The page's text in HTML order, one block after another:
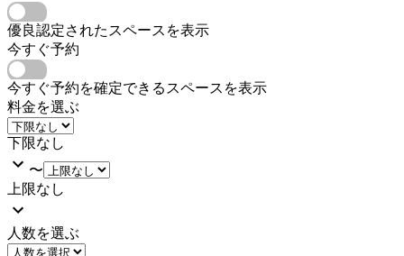
優良認定されたスペースを表示
今すぐ予約
今すぐ予約を確定できるスペースを表示
料金を選ぶ
下限なし
〜
上限なし
人数を選ぶ